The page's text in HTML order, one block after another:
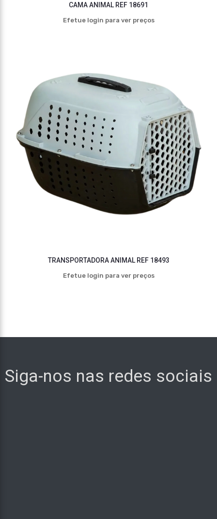
CAMA ANIMAL REF 18691
Efetue login para ver preços
TRANSPORTADORA ANIMAL REF 18493
Efetue login para ver preços
Siga-nos nas redes sociais